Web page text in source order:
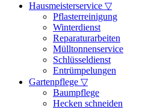
Hausmeisterservice ▽
Pflasterreinigung
Winterdienst
Reparaturarbeiten
Mülltonnenservice
Schlüsseldienst
Entrümpelungen
Gartenpflege ▽
Baumpflege
Hecken schneiden